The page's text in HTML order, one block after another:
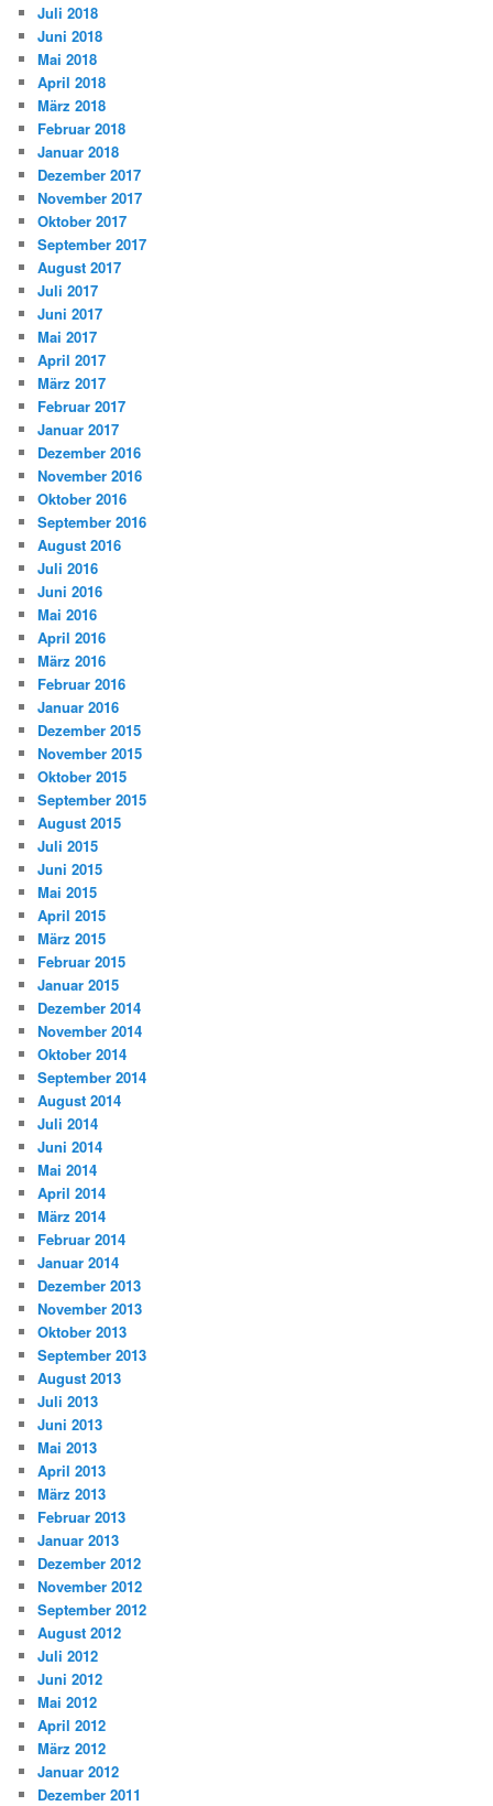
Juli 2018
Juni 2018
Mai 2018
April 2018
März 2018
Februar 2018
Januar 2018
Dezember 2017
November 2017
Oktober 2017
September 2017
August 2017
Juli 2017
Juni 2017
Mai 2017
April 2017
März 2017
Februar 2017
Januar 2017
Dezember 2016
November 2016
Oktober 2016
September 2016
August 2016
Juli 2016
Juni 2016
Mai 2016
April 2016
März 2016
Februar 2016
Januar 2016
Dezember 2015
November 2015
Oktober 2015
September 2015
August 2015
Juli 2015
Juni 2015
Mai 2015
April 2015
März 2015
Februar 2015
Januar 2015
Dezember 2014
November 2014
Oktober 2014
September 2014
August 2014
Juli 2014
Juni 2014
Mai 2014
April 2014
März 2014
Februar 2014
Januar 2014
Dezember 2013
November 2013
Oktober 2013
September 2013
August 2013
Juli 2013
Juni 2013
Mai 2013
April 2013
März 2013
Februar 2013
Januar 2013
Dezember 2012
November 2012
September 2012
August 2012
Juli 2012
Juni 2012
Mai 2012
April 2012
März 2012
Januar 2012
Dezember 2011